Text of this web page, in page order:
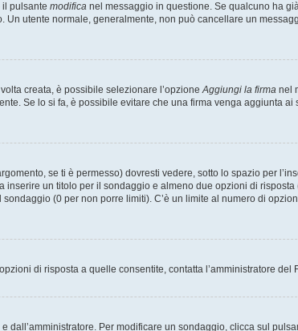
pulsante modifica nel messaggio in questione. Se qualcuno ha
utente normale, generalmente, non può cancellare un
creata, è possibile selezionare l’opzioneAggiungi la firma nel
Se lo si fa, è possibile evitare che una firma venga aggiunta ai
se ti è permesso) dovresti vedere, sotto lo spazio per
un titolo per il sondaggio e almeno due opzioni di risposta
(0 per non porre limiti). C’è un limite al numero di
di risposta a quelle consentite, contatta l’amministratore del
Per modificare un sondaggio, clicca sul